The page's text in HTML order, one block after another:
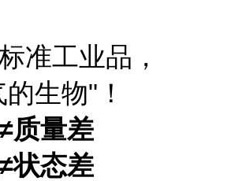
准工业品，
生物"！
质量差
状态差